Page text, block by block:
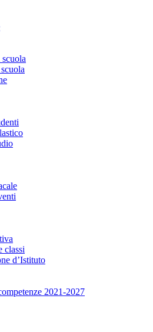
classi
d’Istituto
2021-2027